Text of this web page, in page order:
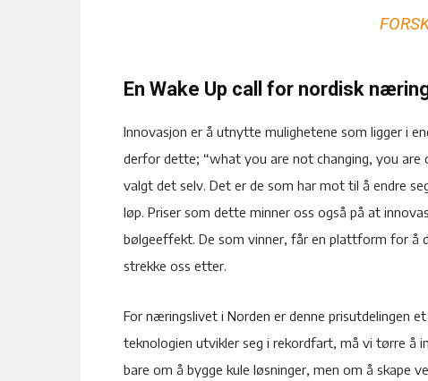
En Wake Up call for nordisk
Innovasjon er å utnytte mulighetene som ligger i
derfor dette; “what you are not changing, you are
valgt det selv. Det er de som har mot til å endre
løp. Priser som dette minner oss også på at
bølgeeffekt. De som vinner, får en plattform for å
strekke oss etter.
For næringslivet i Norden er denne prisutdelingen
teknologien utvikler seg i rekordfart, må vi tørre å
bare om å bygge kule løsninger, men om å skape